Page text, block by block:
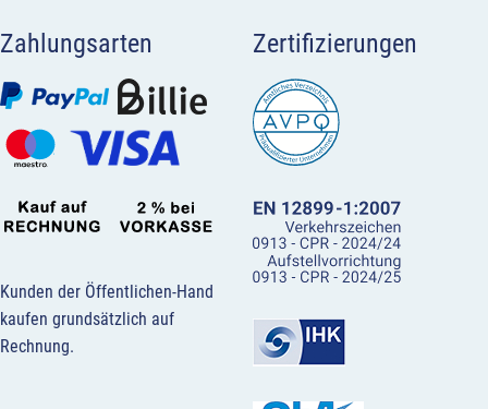
Zahlungsarten
Kunden der Öffentlichen-Hand
kaufen grundsätzlich auf
Rechnung.
Zertifizierungen